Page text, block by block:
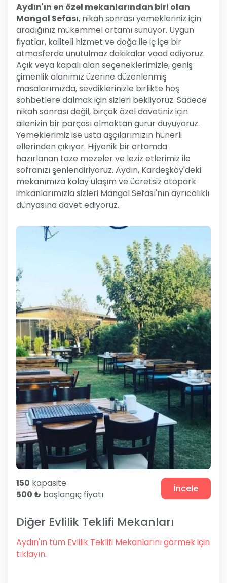
Aydın'ın en özel mekanlarından biri olan
Mangal Sefası, nikah sonrası yemekleriniz için
aradığınız mükemmel ortamı sunuyor. Uygun
fiyatlar, kaliteli hizmet ve doğa ile iç içe bir
atmosferde unutulmaz dakikalar vaad ediyoruz.
Açık veya kapalı alan seçeneklerimizle, geniş
çimenlik alanımız üzerine düzenlenmiş
masalarımızda, sevdiklerinizle birlikte hoş
sohbetlere dalmak için sizleri bekliyoruz. Sadece
nikah sonrası değil, birçok özel davetiniz için
ailenizin bir parçası olmaktan gurur duyuyoruz.
Yemeklerimiz ise usta aşçılarımızın hünerli
ellerinden çıkıyor. Hijyenik bir ortamda
hazırlanan taze mezeler ve leziz etlerimiz ile
sofranızı şenlendiriyoruz. Aydın, Kardeşköy'deki
mekanımıza kolay ulaşım ve ücretsiz otopark
imkanlarımızla sizleri Mangal Sefası'nın ayrıcalıklı
dünyasına davet ediyoruz.
150 kapasite
500 ₺ başlangıç fiyatı İncele
Diğer Evlilik Teklifi Mekanları
Aydın'ın tüm Evlilik Teklifi Mekanlarını görmek için
tıklayın.